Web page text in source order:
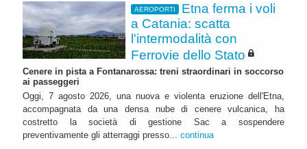
AEROPORTI
Etna ferma i voli
a Catania: scatta
l'intermodalità con
Ferrovie dello Stato
Cenere in pista a Fontanarossa: treni straordinari in soccorso
ai passeggeri
Oggi, 7 agosto 2026, una nuova e violenta eruzione dell'Etna,
accompagnata da una densa nube di cenere vulcanica, ha
costretto la società di gestione Sac a sospendere
preventivamente gli atterraggi presso... continua